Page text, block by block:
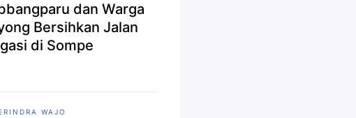
dan Warga
Bersihkan Jalan
di Sompe
WAJO